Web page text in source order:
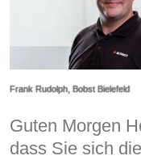
Frank Rudolph, Bobst Bielefeld
Guten Morgen
dass Sie sich